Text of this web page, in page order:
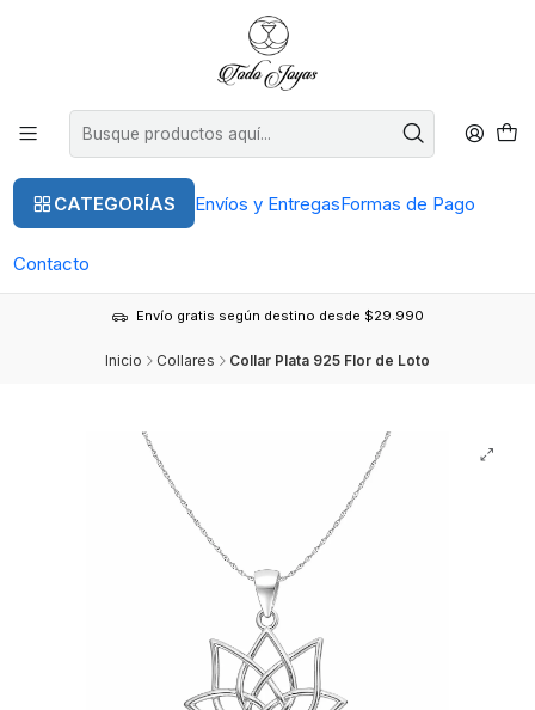
CATEGORÍAS Envíos y EntregasFormas de Pago
Contacto
Envío gratis según destino desde $29.990
Inicio Collares Collar Plata 925 Flor de Loto